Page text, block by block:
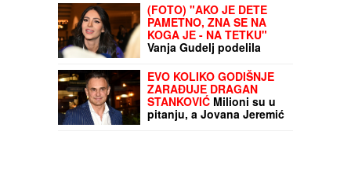
(FOTO) "AKO JE DETE
PAMETNO, ZNA SE NA
KOGA JE - NA TETKU"
Vanja Gudelj podelila
objavu o malom Ilijanu,
Anastasija odmah
reagovala
EVO KOLIKO GODIŠNJE
ZARAĐUJE DRAGAN
STANKOVIĆ Milioni su u
pitanju, a Jovana Jeremić
tvrdi: "U dugovima je"